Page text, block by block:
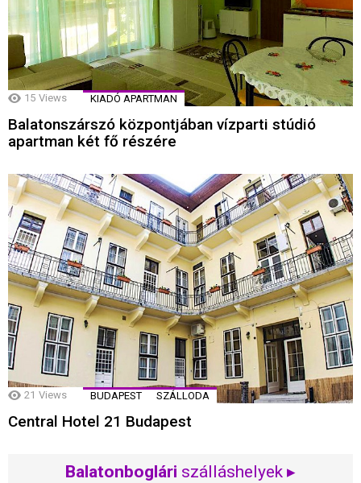
15 Views KIADÓ APARTMAN
Balatonszárszó központjában vízparti stúdió
apartman két fő részére
21 Views BUDAPEST SZÁLLODA
Central Hotel 21 Budapest
Balatonboglári szálláshelyek ▸